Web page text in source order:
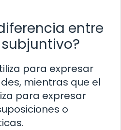
entre
para expresar
mientras que el
para expresar
o